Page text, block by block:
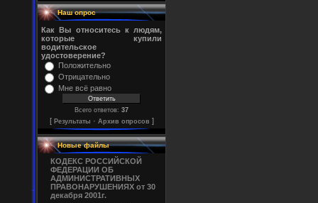
Наш опрос
Как Вы относитесь к людям,
которые купили
водительское
удостоверение?
Положительно
Отрицательно
Мне всё равно
Всего ответов: 37
[ Результаты · Архив опросов ]
Новые файлы
КОДЕКС РОССИЙСКОЙ
ФЕДЕРАЦИИ ОБ
АДМИНИСТРАТИВНЫХ
ПРАВОНАРУШЕНИЯХ от 30
декабря 2001г.